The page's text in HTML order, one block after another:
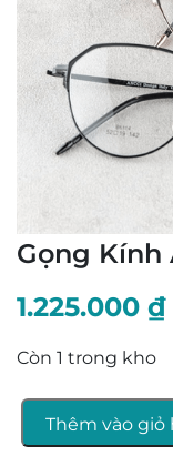
Gọng Kính
1.225.000 ₫
Còn 1 trong kho
Gọng
Thêm vào giỏ